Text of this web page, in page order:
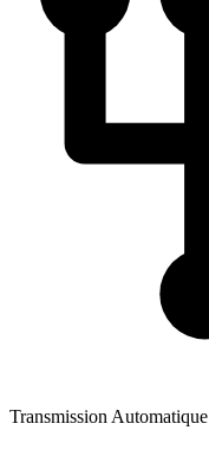
Transmission Automatique